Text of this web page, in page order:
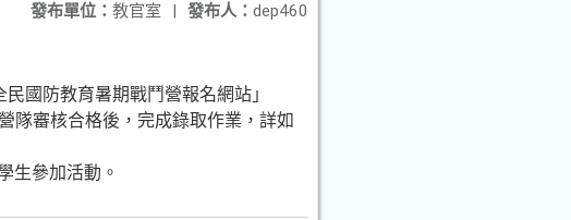
發布人： dep460
發布單位： 教官室 |
國防教育暑期戰鬥營報名網站」
隊審核合格後，完成錄取作業，詳如
生參加活動。